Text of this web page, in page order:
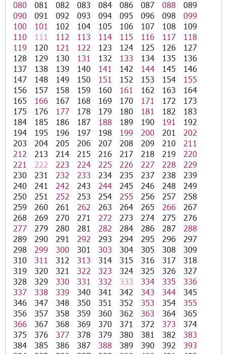
080
081 082 083 084 086 087 088
089
090
091 092 093 094 095 096 098
099
100
101 102 104 105 106 107 108
109
110
111 112 113 114 115 116 117
118
119
120 121 122 123 124 125 126
127
128
129 130 131 132 133 134 135
136
137
138 139 140 141 142 144 145
146
147
148 149 150 151 152 153 154
155
156
157 158 159 160 161 162 163
164
165
166 167 168 169 170 171 172
173
175
176 177 178 179 180 181 182
183
184
185 186 187 188 189 190 191
192
194
195 196 197 198 199 200 201
202
203
204 205 206 207 208 209 210
211
212
213 214 215 216 217 218 219
220
221
222 223 224 225 226 227 228
229
230
231 232 233 234 235 237 238
239
240
241 242 243 244 245 246 248
249
250
251 252 253 254 255 256 257
258
259
260 261 262 263 264 265 266
267
268
269 270 271 272 273 274 275
276
277
279 280 281 282 284 286 287
288
289
290 291 292 293 294 295 296
297
298
299 300 301 303 304 305 308
309
310
311 312 313 314 315 316 317
318
319
320 321 322 323 324 325 326
327
328
329 330 331 332 333 334 335
336
337
338 339 340 341 342 343 344
345
346
347 348 350 351 352 353 354
355
356
357 358 359 360 362 363 364
365
366
367 368 369 370 371 372 373
374
375
376 377 378 379 380 381 382
383
384
385 386 387 388 389 390 392
393